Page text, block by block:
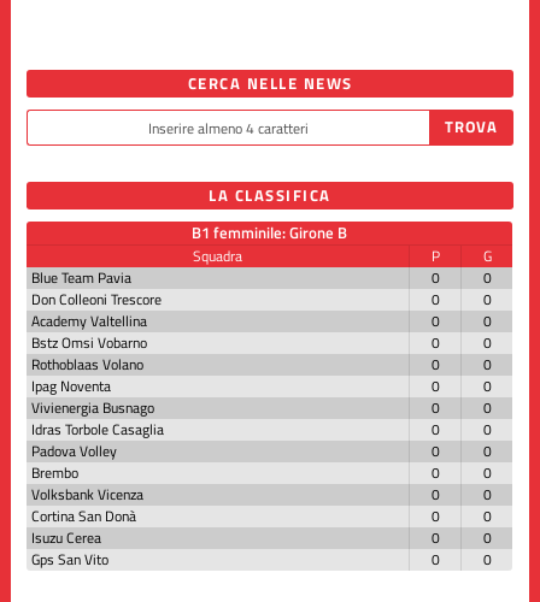
CERCA NELLE NEWS
LA CLASSIFICA
B1 femminile: Girone B
Squadra P
G
Blue Team Pavia
0
0
Don Colleoni Trescore
0
0
Academy Valtellina
0
0
Bstz Omsi Vobarno
0
0
Rothoblaas Volano
0
0
Ipag Noventa
0
0
Vivienergia Busnago
0
0
Idras Torbole Casaglia
0
0
Padova Volley
0
0
Brembo
0
0
Volksbank Vicenza
0
0
Cortina San Donà
0
0
Isuzu Cerea
0
0
Gps San Vito
0 0